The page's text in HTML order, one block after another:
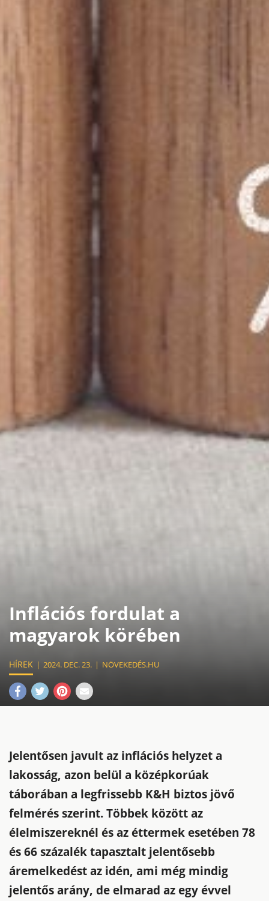
Inflációs fordulat a
magyarok körében
HÍREK 2024. DEC. 23. NÖVEKEDÉS.HU
Jelentősen javult az inflációs helyzet a
lakosság, azon belül a középkorúak
táborában a legfrissebb K&H biztos jövő
felmérés szerint. Többek között az
élelmiszereknél és az éttermek esetében 78
és 66 százalék tapasztalt jelentősebb
áremelkedést az idén, ami még mindig
jelentős arány, de elmarad az egy évvel